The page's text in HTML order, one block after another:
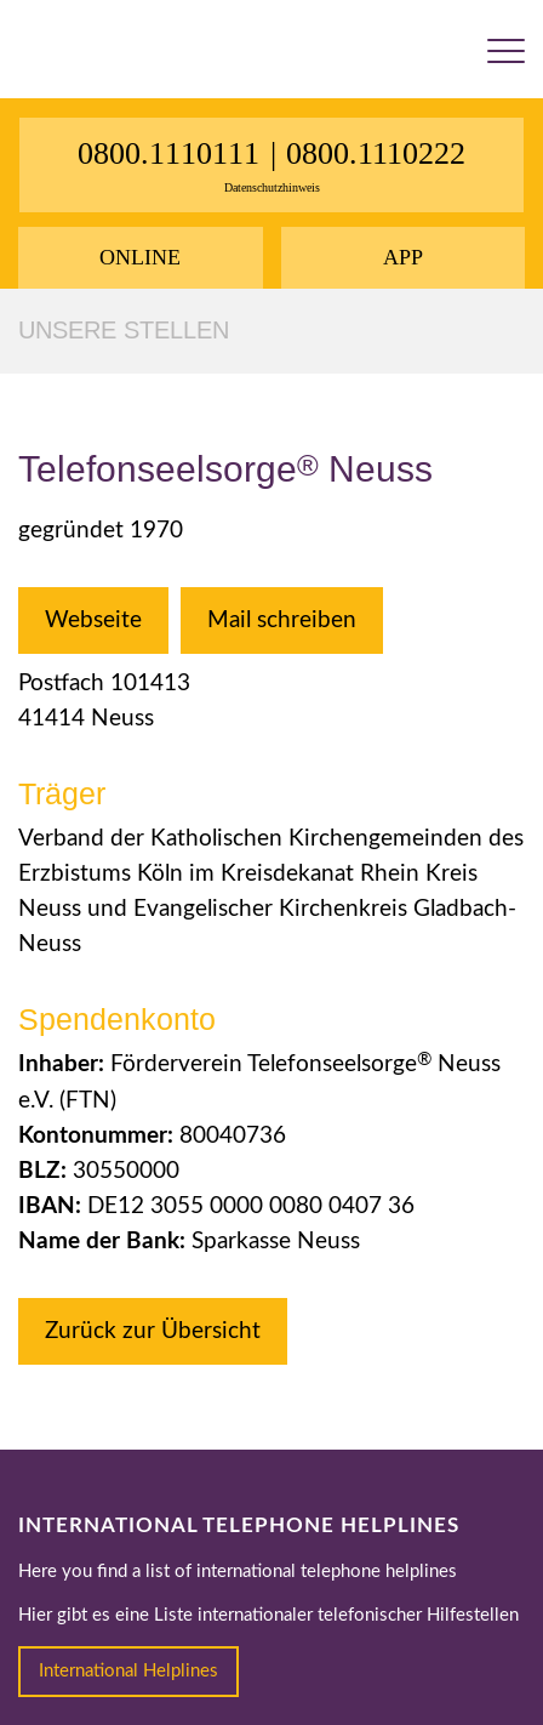
0800.1110111 | 0800.1110222
Datenschutzhinweis
ONLINE APP
UNSERE STELLEN
Telefonseelsorge® Neuss
gegründet 1970
Webseite Mail schreiben
Postfach 101413
41414 Neuss
Träger
Verband der Katholischen Kirchengemeinden des
Erzbistums Köln im Kreisdekanat Rhein Kreis
Neuss und Evangelischer Kirchenkreis Gladbach-
Neuss
Spendenkonto
Inhaber: Förderverein Telefonseelsorge® Neuss
e.V. (FTN)
Kontonummer: 80040736
BLZ: 30550000
IBAN: DE12 3055 0000 0080 0407 36
Name der Bank: Sparkasse Neuss
Zurück zur Übersicht
INTERNATIONAL TELEPHONE HELPLINES
Here you find a list of international telephone helplines
Hier gibt es eine Liste internationaler telefonischer Hilfestellen
International Helplines